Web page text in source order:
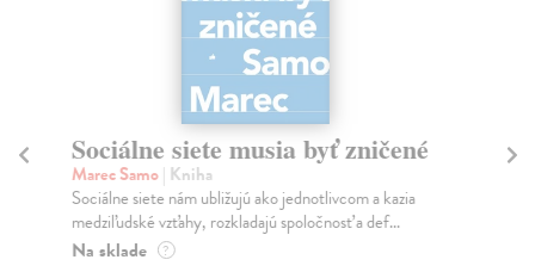
Sociálne siete musia byť zničené
Marec Samo| Kniha
Sociálne siete nám ubližujú ako jednotlivcom a kazia
medziľudské vzťahy, rozkladajú spoločnosť a def...
Na sklade ?